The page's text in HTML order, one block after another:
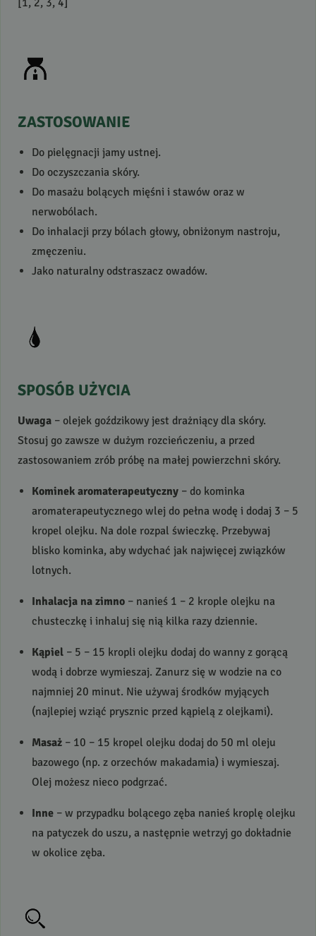
[1, 2, 3, 4]
ZASTOSOWANIE
Do pielęgnacji jamy ustnej.
Do oczyszczania skóry.
Do masażu bolących mięśni i stawów oraz w
nerwobólach.
Do inhalacji przy bólach głowy, obniżonym nastroju,
zmęczeniu.
Jako naturalny odstraszacz owadów.
SPOSÓB UŻYCIA
Uwaga – olejek goździkowy jest drażniący dla skóry.
Stosuj go zawsze w dużym rozcieńczeniu, a przed
zastosowaniem zrób próbę na małej powierzchni skóry.
Kominek aromaterapeutyczny – do kominka
aromaterapeutycznego wlej do pełna wodę i dodaj 3 – 5
kropel olejku. Na dole rozpal świeczkę. Przebywaj
blisko kominka, aby wdychać jak najwięcej związków
lotnych.
Inhalacja na zimno – nanieś 1 – 2 krople olejku na
chusteczkę i inhaluj się nią kilka razy dziennie.
Kąpiel – 5 – 15 kropli olejku dodaj do wanny z gorącą
wodą i dobrze wymieszaj. Zanurz się w wodzie na co
najmniej 20 minut. Nie używaj środków myjących
(najlepiej wziąć prysznic przed kąpielą z olejkami).
Masaż – 10 – 15 kropel olejku dodaj do 50 ml oleju
bazowego (np. z orzechów makadamia) i wymieszaj.
Olej możesz nieco podgrzać.
Inne – w przypadku bolącego zęba nanieś kroplę olejku
na patyczek do uszu, a następnie wetrzyj go dokładnie
w okolice zęba.